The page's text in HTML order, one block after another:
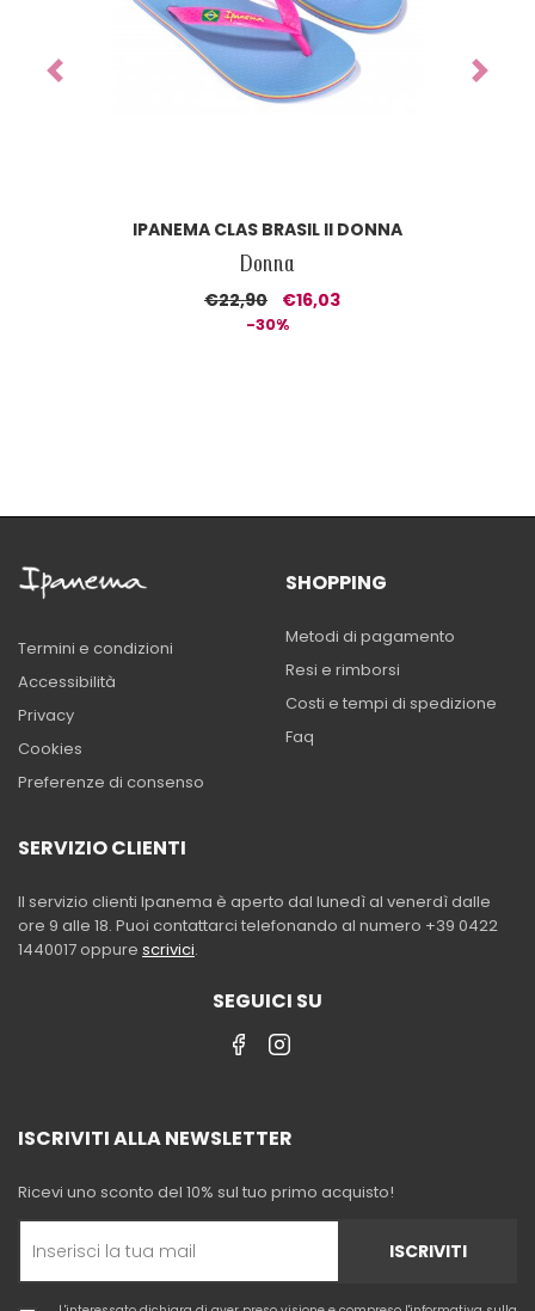
IPANEMA CLAS BRASIL II DONNA
Donna
€22,90 €16,03
-30%
Previous Next
Termini e condizioni
Accessibilità
Privacy
Cookies
Preferenze di consenso
SHOPPING
Metodi di pagamento
Resi e rimborsi
Costi e tempi di spedizione
Faq
SERVIZIO CLIENTI
Il servizio clienti Ipanema è aperto dal lunedì al venerdì dalle
ore 9 alle 18. Puoi contattarci telefonando al numero +39 0422
1440017 oppure scrivici.
SEGUICI SU
ISCRIVITI ALLA NEWSLETTER
Ricevi uno sconto del 10% sul tuo primo acquisto!
ISCRIVITI